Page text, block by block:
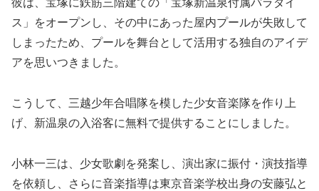
彼は、宝塚に鉄筋三階建ての「宝塚新温泉付属パラダイ
ス」をオープンし、その中にあった屋内プールが失敗して
しまったため、プールを舞台として活用する独自のアイデ
アを思いつきました。
こうして、三越少年合唱隊を模した少女音楽隊を作り上
げ、新温泉の入浴客に無料で提供することにしました。
小林一三は、少女歌劇を発案し、演出家に振付・演技指導
を依頼し、さらに音楽指導は東京音楽学校出身の安藤弘と